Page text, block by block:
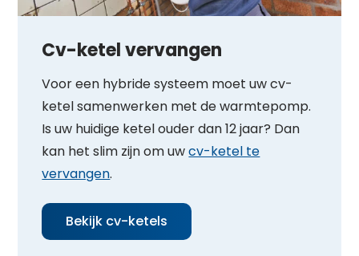
Cv-ketel vervangen
Voor een hybride systeem moet uw cv-
ketel samenwerken met de warmtepomp.
Is uw huidige ketel ouder dan 12 jaar? Dan
kan het slim zijn om uwcv-ketel te
vervangen.
Bekijk cv-ketels